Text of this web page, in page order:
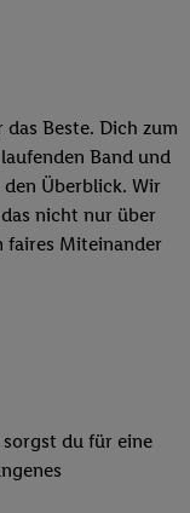
Beste. Dich zum
Band und
Überblick. Wir
nicht nur über
faires Miteinander
sorgst du für eine